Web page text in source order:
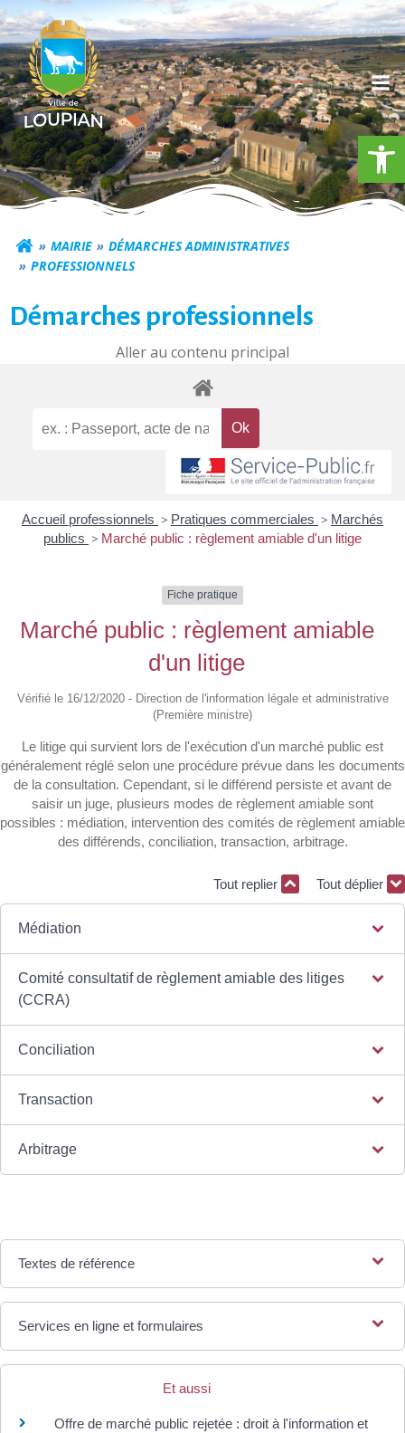
Aller
au
contenu
Commune de
MAIRIE
DÉMARCHES ADMINISTRATIVES
PROFESSIONNELS
Démarches professionnels
Aller au contenu principal
Accueil professionnels > Pratiques commerciales > Marchés
publics > Marché public : règlement amiable d'un litige
Fiche pratique
Marché public : règlement amiable
d'un litige
Vérifié le 16/12/2020 - Direction de l'information légale et administrative
(Première ministre)
Le litige qui survient lors de l'exécution d'un marché public est
généralement réglé selon une procédure prévue dans les documents
de la consultation. Cependant, si le différend persiste et avant de
saisir un juge, plusieurs modes de règlement amiable sont
possibles : médiation, intervention des comités de règlement amiable
des différends, conciliation, transaction, arbitrage.
Tout replier Tout déplier
Médiation
Comité consultatif de règlement amiable des litiges
(CCRA)
Conciliation
Transaction
Arbitrage
Textes de référence
Services en ligne et formulaires
Et aussi
Offre de marché public rejetée : droit à l'information et